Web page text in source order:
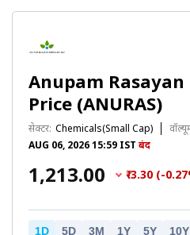
Anupam
Price (ANURAS)
सेक्टर: Chemicals(Small Cap)
AUG 06, 2026 15:59 IST बंद
₹1,213.00 ₹-3.30 (-
1D 5D 3M 1Y 5Y 10Y